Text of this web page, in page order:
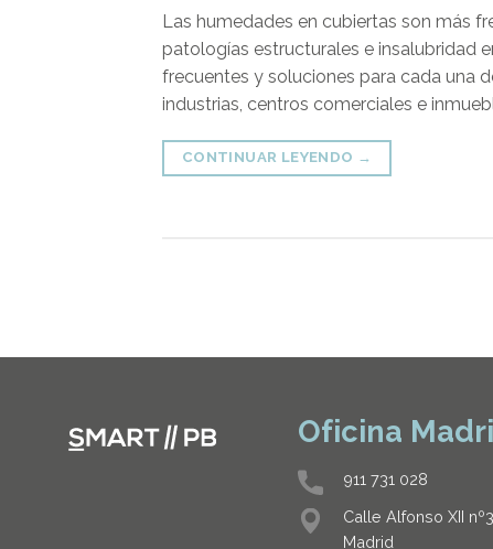
Las humedades en cubiertas son más
patologías estructurales e insalubridad
frecuentes y soluciones para cada una
industrias, centros comerciales e
CONTINUAR LEYENDO →
Oficina
911 731 028
Calle Alfonso XII
Madrid